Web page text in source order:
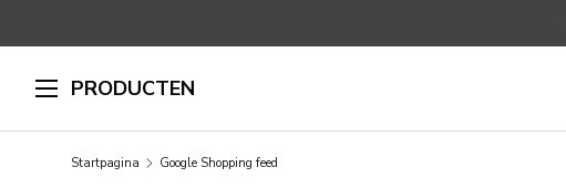
PRODUCTEN
Startpagina Google Shopping feed